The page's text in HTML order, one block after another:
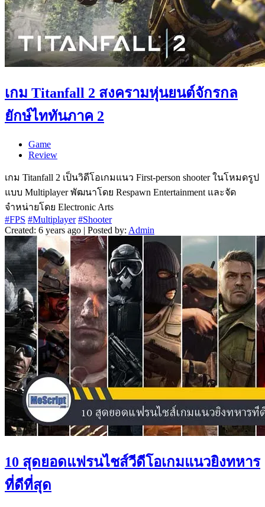
เกม Titanfall 2 สงครามหุ่นยนต์จักรกล
ยักษ์ไททันภาค 2
Game
Review
เกม Titanfall 2 เป็นวิดีโอเกมแนว First-person shooter ในโหมดรูป
แบบ Multiplayer พัฒนาโดย Respawn Entertainment และจัด
จำหน่ายโดย Electronic Arts
#FPS #Multiplayer #Shooter
Created: 6 years ago | Posted by: Admin
10 สุดยอดแฟรนไชส์วีดีโอเกมแนวยิงทหาร
ที่ดีที่สุด